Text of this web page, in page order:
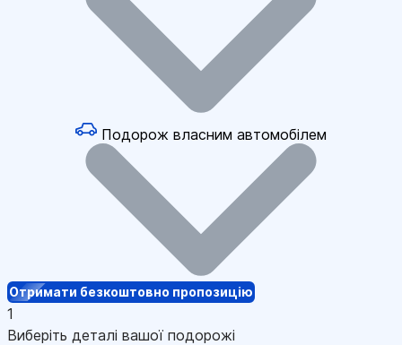
Подорож власним автомобілем
Отримати безкоштовно пропозицію
1
Виберіть деталі вашої подорожі